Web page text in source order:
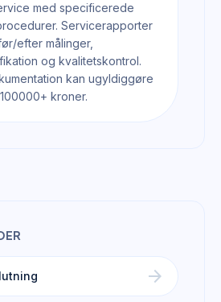
med specificerede
Servicerapporter
efter målinger,
og kvalitetskontrol.
kan ugyldiggøre
kroner.
arrow_forward